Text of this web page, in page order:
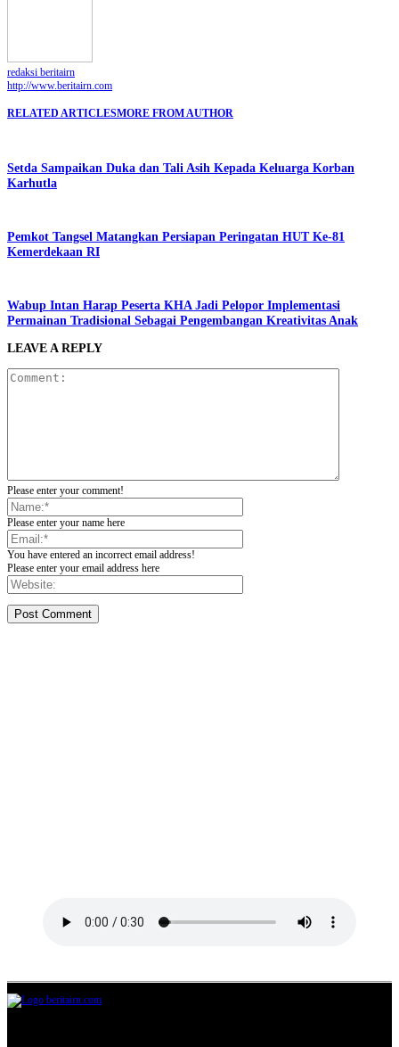
redaksi beritairn
http://www.beritairn.com
RELATED ARTICLESMORE FROM AUTHOR
Setda Sampaikan Duka dan Tali Asih Kepada Keluarga Korban
Karhutla
Pemkot Tangsel Matangkan Persiapan Peringatan HUT Ke-81
Kemerdekaan RI
Wabup Intan Harap Peserta KHA Jadi Pelopor Implementasi
Permainan Tradisional Sebagai Pengembangan Kreativitas Anak
LEAVE A REPLY
Please enter your comment!
Please enter your name here
You have entered an incorrect email address!
Please enter your email address here